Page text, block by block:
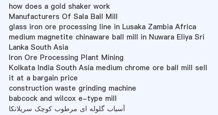
how does a gold shaker work
Manufacturers Of Sala Ball Mill
glass iron ore processing line in Lusaka Zambia Africa
medium magnetite chinaware ball mill in Nuwara Eliya Sri
Lanka South Asia
Iron Ore Processing Plant Mining
Kolkata India South Asia medium chrome ore ball mill sell
it at a bargain price
construction waste grinding machine
babcock and wilcox e-type mill
آسیاب گلوله ای مرطوب کوچک سریلانکا